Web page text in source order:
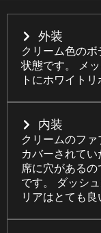
外装
クリーム色の
状態です。 メ
トにホワイト
内装
クリームのフ
カバーされて
席に穴がある
です。 ダッシ
リアはとても良